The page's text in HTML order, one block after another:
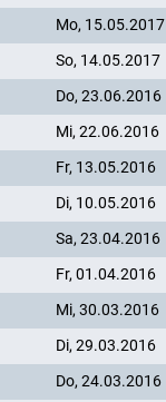
Mo, 15.05.2017
So, 14.05.2017
Do, 23.06.2016
Mi, 22.06.2016
Fr, 13.05.2016
Di, 10.05.2016
Sa, 23.04.2016
Fr, 01.04.2016
Mi, 30.03.2016
Di, 29.03.2016
Do, 24.03.2016